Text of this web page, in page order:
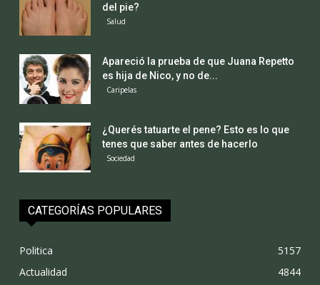
del pie?
Salud
Apareció la prueba de que Juana Repetto
es hija de Nico, y no de...
Caripelas
¿Querés tatuarte el pene? Esto es lo que
tenes que saber antes de hacerlo
Sociedad
CATEGORÍAS POPULARES
Politica
5157
Actualidad
4844